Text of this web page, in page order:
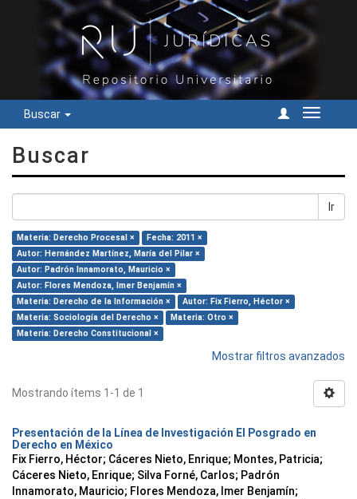
Buscar
Cambiar
Buscar
Ir
Materia: Derecho Procesal ×
Fecha: 2011 ×
Autor: Hernández Martínez, María del Pilar ×
Autor: Padrón Innamorato, Mauricio ×
Autor: Flores Mendoza, Imer Benjamín ×
Materia: Derecho de la Información ×
Autor: Fix Fierro, Héctor ×
Materia: Sociología del Derecho ×
Materia: Otro ×
Materia: Derecho Constitucional ×
Mostrar filtros avanzados
Mostrando ítems 1-1 de 1
Presentación de la Línea de Investigación El Posgrado en
Derecho en México
Fix Fierro, Héctor; Cáceres Nieto, Enrique; Montes, Patricia;
Cáceres Nieto, Enrique; Silva Forné, Carlos; Padrón
Innamorato, Mauricio; Flores Mendoza, Imer Benjamín;